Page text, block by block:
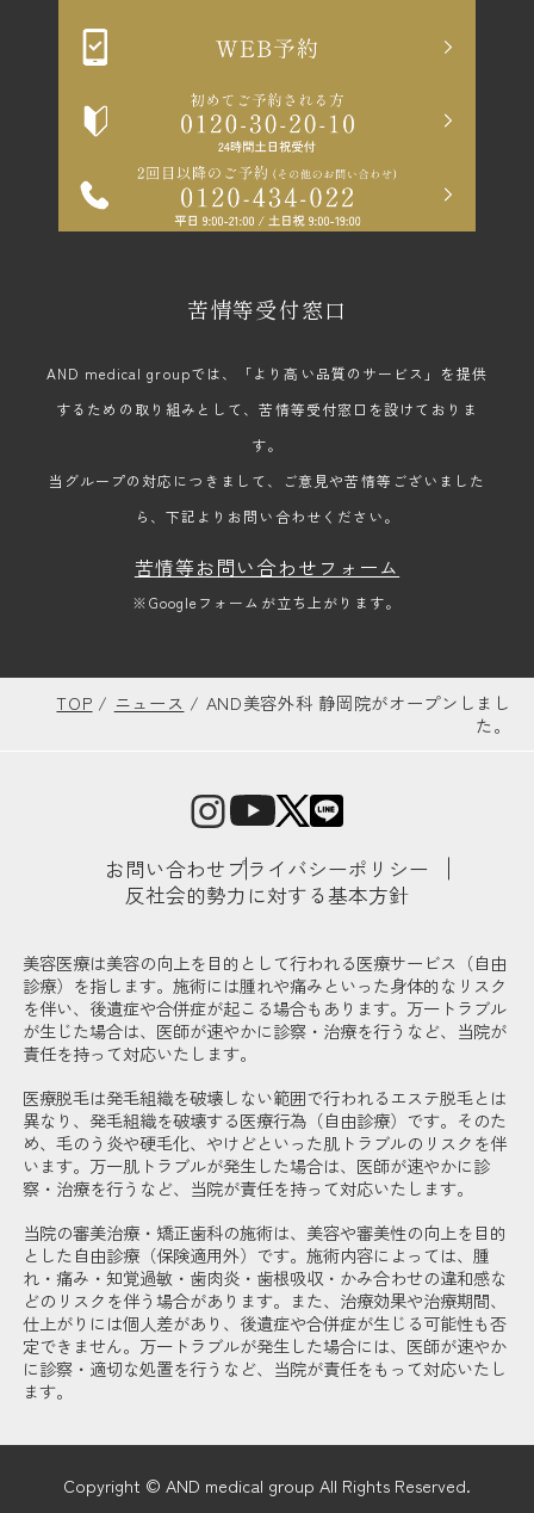
苦情等受付窓口
AND medical groupでは、「より高い品質のサービス」を提供
するための取り組みとして、苦情等受付窓口を設けておりま
す。
当グループの対応につきまして、ご意見や苦情等ございました
ら、下記よりお問い合わせください。
苦情等お問い合わせフォーム
※Googleフォームが立ち上がります。
TOP / ニュース / AND美容外科 静岡院がオープンしまし
た。
お問い合わせ プライバシーポリシー
反社会的勢力に対する基本方針
美容医療は美容の向上を目的として行われる医療サービス（自由
診療）を指します。施術には腫れや痛みといった身体的なリスク
を伴い、後遺症や合併症が起こる場合もあります。万一トラブル
が生じた場合は、医師が速やかに診察・治療を行うなど、当院が
責任を持って対応いたします。
医療脱毛は発毛組織を破壊しない範囲で行われるエステ脱毛とは
異なり、発毛組織を破壊する医療行為（自由診療）です。そのた
め、毛のう炎や硬毛化、やけどといった肌トラブルのリスクを伴
います。万一肌トラブルが発生した場合は、医師が速やかに診
察・治療を行うなど、当院が責任を持って対応いたします。
当院の審美治療・矯正歯科の施術は、美容や審美性の向上を目的
とした自由診療（保険適用外）です。施術内容によっては、腫
れ・痛み・知覚過敏・歯肉炎・歯根吸収・かみ合わせの違和感な
どのリスクを伴う場合があります。また、治療効果や治療期間、
仕上がりには個人差があり、後遺症や合併症が生じる可能性も否
定できません。万一トラブルが発生した場合には、医師が速やか
に診察・適切な処置を行うなど、当院が責任をもって対応いたし
ます。
Copyright © AND medical group All Rights Reserved.